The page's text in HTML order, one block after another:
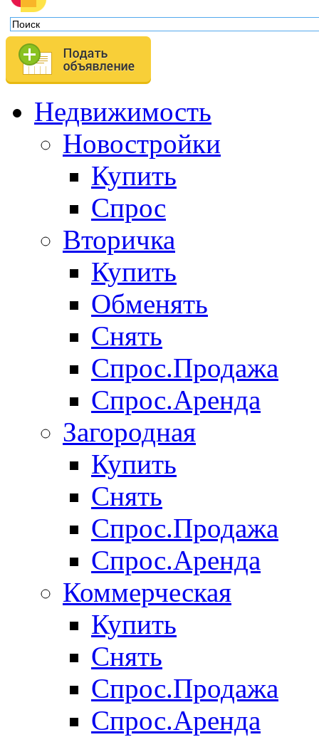
Недвижимость
Новостройки
Купить
Спрос
Вторичка
Купить
Обменять
Снять
Спрос.Продажа
Спрос.Аренда
Загородная
Купить
Снять
Спрос.Продажа
Спрос.Аренда
Коммерческая
Купить
Снять
Спрос.Продажа
Спрос.Аренда